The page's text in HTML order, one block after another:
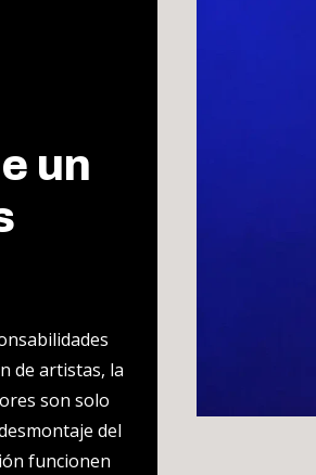
un
de artistas, la
son solo
del
funcionen